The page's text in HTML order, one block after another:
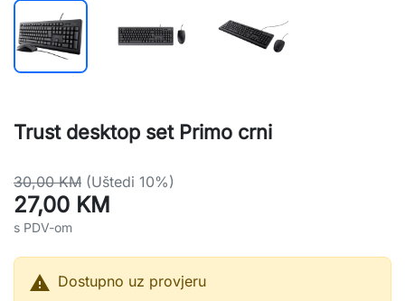
Trust desktop set Primo crni
30,00 KM (Uštedi 10%)
27,00 KM
s PDV-om
 Dostupno uz provjeru